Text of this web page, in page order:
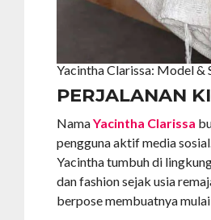
Yacintha Clarissa: Model &
PERJALANAN
NamaYacintha Clarissa
pengguna aktif media
Yacintha tumbuh di
dan fashion sejak usia
berpose membuatnya